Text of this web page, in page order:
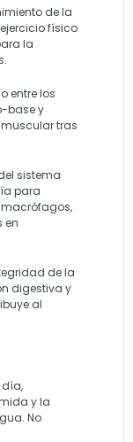
de la
físico
la
entre los
base y
tras
sistema
para
en
de la
digestiva y
al
día,
y la
No